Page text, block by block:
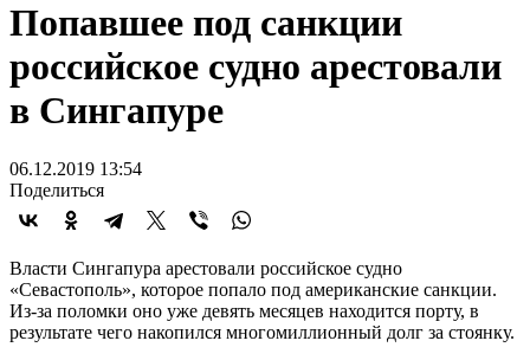
Попавшее под санкции
российское судно арестовали
в Сингапуре
06.12.2019 13:54
Поделиться
Власти Сингапура арестовали российское судно
«Севастополь», которое попало под американские санкции.
Из-за поломки оно уже девять месяцев находится порту, в
результате чего накопился многомиллионный долг за стоянку.